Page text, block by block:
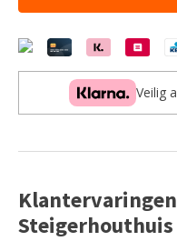
aantal
Veilig
Steigerhouthuis